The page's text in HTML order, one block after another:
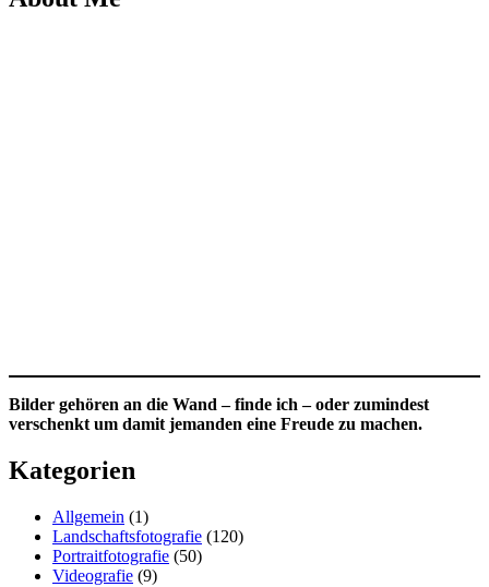
Bilder gehören an die Wand – finde ich – oder zumindest
verschenkt um damit jemanden eine Freude zu machen.
Kategorien
Allgemein (1)
Landschaftsfotografie (120)
Portraitfotografie (50)
Videografie (9)